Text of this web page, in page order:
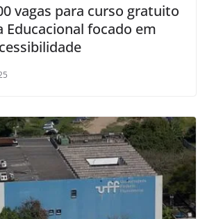
vagas para curso gratuito
Educacional focado em